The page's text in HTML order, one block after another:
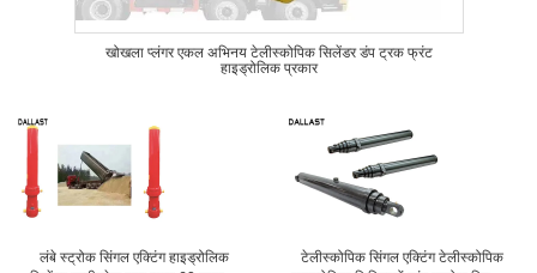
खोखला प्लंगर एकल अभिनय टेलीस्कोपिक सिलेंडर डंप ट्रक फ्रंट
हाइड्रोलिक प्रकार
लंबे स्ट्रोक सिंगल एक्टिंग हाइड्रोलिक
टेलीस्कोपिक सिंगल एक्टिंग टेलीस्कोपिक